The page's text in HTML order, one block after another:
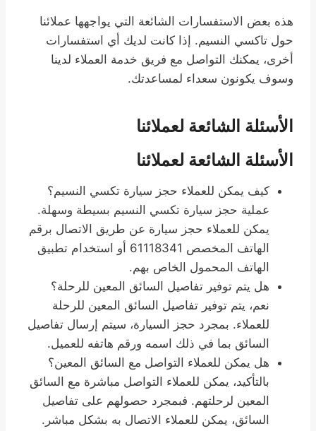
هذه بعض الاستفسارات الشائعة التي يواجهها عملائنا
حول تاكسي النسيم. إذا كانت لديك أي استفسارات
أخرى، يمكنك التواصل مع فريق خدمة العملاء لدينا
وسوف يكونون سعداء لمساعدتك.
الأسئلة الشائعة لعملائنا
الأسئلة الشائعة لعملائنا
كيف يمكن للعملاء حجز سيارة تكسي النسيم؟
عملية حجز سيارة تكسي النسيم بسيطة وسهلة.
يمكن للعملاء حجز سيارة عن طريق الاتصال برقم
الهاتف المخصص 61118341 أو استخدام تطبيق
الهاتف المحمول الخاص بهم.
هل يتم توفير تفاصيل السائق المعين للرحلة؟
نعم، يتم توفير تفاصيل السائق المعين للرحلة
للعملاء. بمجرد حجز السيارة، سيتم إرسال تفاصيل
السائق بما في ذلك اسمه ورقم هاتفه للعميل.
هل يمكن للعملاء التواصل مع السائق المعين؟
بالتأكيد، يمكن للعملاء التواصل مباشرة مع السائق
المعين لرحلتهم. فبمجرد حصولهم على تفاصيل
السائق، يمكن للعملاء الاتصال به بشكل مباشر.